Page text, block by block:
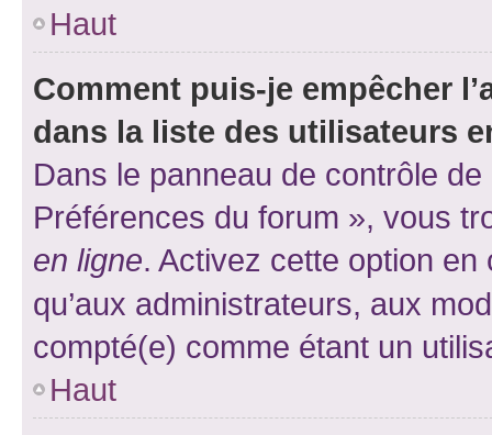
Haut
Comment puis-je empêcher
dans la liste des utilisateurs
Dans le panneau de contrôle
Préférences du forum », vous
en ligne. Activez cette option
qu’aux administrateurs, aux
compté(e) comme étant un
Haut